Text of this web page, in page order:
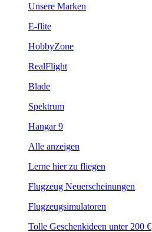
Unsere Marken
E-flite
HobbyZone
RealFlight
Blade
Spektrum
Hangar 9
Alle anzeigen
Lerne hier zu fliegen
Flugzeug Neuerscheinungen
Flugzeugsimulatoren
Tolle Geschenkideen unter 200 €